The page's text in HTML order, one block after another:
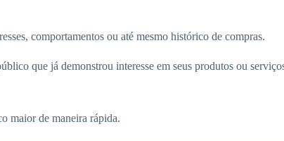
comportamentos ou até mesmo histórico de compras.
que já demonstrou interesse em seus produtos ou
maior de maneira rápida.